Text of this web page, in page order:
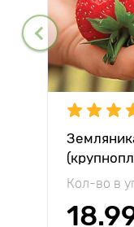
Кол-во в